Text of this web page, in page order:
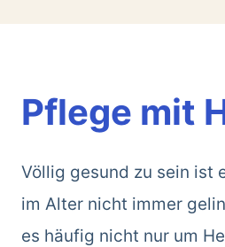
Pflege mit
Völlig gesund zu sein ist
im Alter nicht immer
es häufig nicht nur um